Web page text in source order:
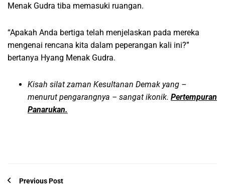
Menak Gudra tiba memasuki ruangan.
“Apakah Anda bertiga telah menjelaskan pada mereka
mengenai rencana kita dalam peperangan kali ini?”
bertanya Hyang Menak Gudra.
Kisah silat zaman Kesultanan Demak yang –
menurut pengarangnya – sangat ikonik. Pertempuran
Panarukan.
Previous Post